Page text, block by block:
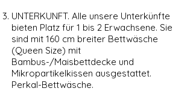
UNTERKUNFT. Alle unsere Unterkünfte
bieten Platz für 1 bis 2 Erwachsene. Sie
sind mit 160 cm breiter Bettwäsche
(Queen Size) mit
Bambus-/Maisbettdecke und
Mikropartikelkissen ausgestattet.
Perkal-Bettwäsche.